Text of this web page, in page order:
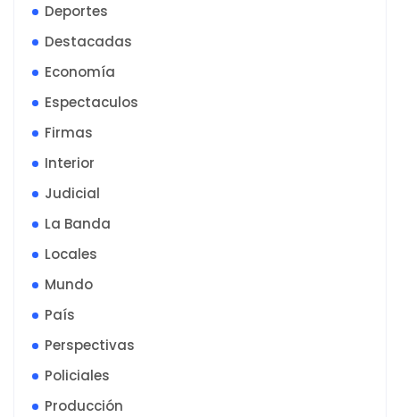
Deportes
Destacadas
Economía
Espectaculos
Firmas
Interior
Judicial
La Banda
Locales
Mundo
País
Perspectivas
Policiales
Producción